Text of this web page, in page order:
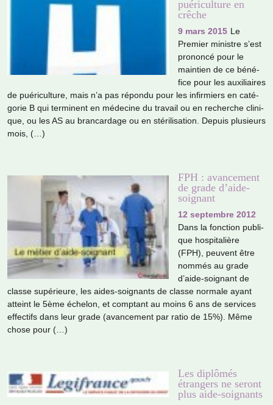
puériculture en
crêche
9 mars 2015 Le
Premier minis­tre s’est
pro­noncé pour le
main­tien de ce béné­
fice pour les auxi­liai­res
de pué­ri­culture, mais n’a pas répondu pour les infir­miers en caté­
go­rie B qui ter­mi­nent en méde­cine du tra­vail ou en recher­che cli­ni­
que, ou les AS au bran­car­dage ou en sté­ri­li­sa­tion. Depuis plu­sieurs
mois, (…)
FPH : avancement
de grade d’aide-
soignant
12 septembre 2012
Dans la fonc­tion publi­
que hos­pi­ta­lière
(FPH), peu­vent être
nommés au grade
d’aide-soi­gnant de
classe supé­rieure, les aides-soi­gnants de classe nor­male ayant
atteint le 5ème échelon, et comp­tant au moins 6 ans de ser­vi­ces
effec­tifs dans leur grade (avan­ce­ment par ratio de 15%). Même
chose pour (…)
Les diplômés
étrangers ne seront
plus aide-soignants